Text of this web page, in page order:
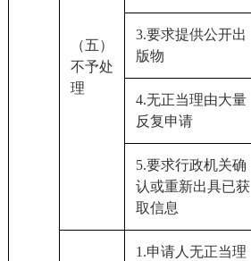
（五）
不予处
理
3.要求提供公开出
版物
4.无正当理由大量
反复申请
5.要求行政机关确
认或重新出具已获
取信息
1.申请人无正当理